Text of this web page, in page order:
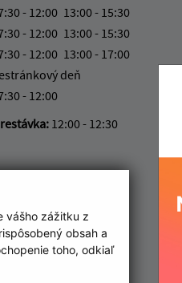
vášho zážitku z
obsah a
toho, odkiaľ
- 12:00 13:00 - 15:30
- 12:00 13:00 - 15:30
- 12:00 13:00 - 17:00
deň
- 12:00
12:00 - 12:30